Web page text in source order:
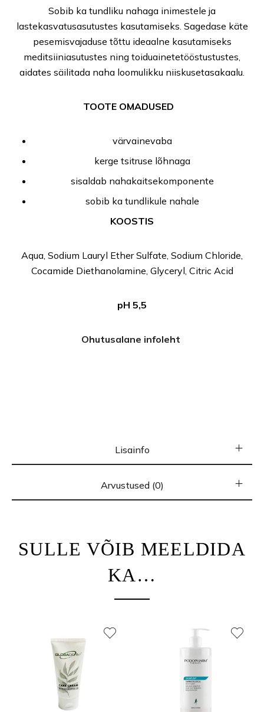
Sobib ka tundliku nahaga inimestele ja
lastekasvatusasutustes kasutamiseks. Sagedase käte
pesemisvajaduse tõttu ideaalne kasutamiseks
meditsiiniasutustes ning toiduainetetööstustustes,
aidates säilitada naha loomulikku niiskusetasakaalu.
TOOTE OMADUSED
värvainevaba
kerge tsitruse lõhnaga
sisaldab nahakaitsekomponente
sobib ka tundlikule nahale
KOOSTIS
Aqua, Sodium Lauryl Ether Sulfate, Sodium Chloride,
Cocamide Diethanolamine, Glyceryl, Citric Acid
pH 5,5
Ohutusalane infoleht
Lisainfo
Arvustused (0)
SULLE VÕIB MEELDIDA
KA…